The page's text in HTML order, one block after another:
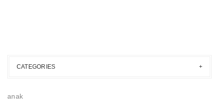
CATEGORIES
anak